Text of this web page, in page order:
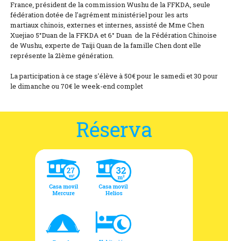
France, président de la commission Wushu de la FFKDA, seule
fédération dotée de l'agrément ministériel pour les arts
martiaux chinois, externes et internes, assisté de Mme Chen
Xuejiao 5°Duan de la FFKDA et 6° Duan de la Fédération Chinoise
de Wushu, experte de Taiji Quan de la famille Chen dont elle
représente la 21ème génération.
La participation à ce stage s'élève à 50€ pour le samedi et 30 pour
le dimanche ou 70€ le week-end complet
Réserva